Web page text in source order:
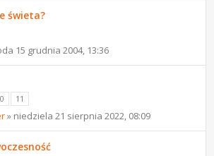
świeta?
15 grudnia 2004, 13:36
11
» niedziela 21 sierpnia 2022, 08:09